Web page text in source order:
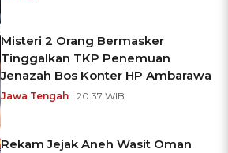
Misteri 2 Orang Bermasker
Tinggalkan TKP Penemuan
Jenazah Bos Konter HP Ambarawa
Jawa Tengah | 20:37 WIB
Rekam Jejak Aneh Wasit Oman